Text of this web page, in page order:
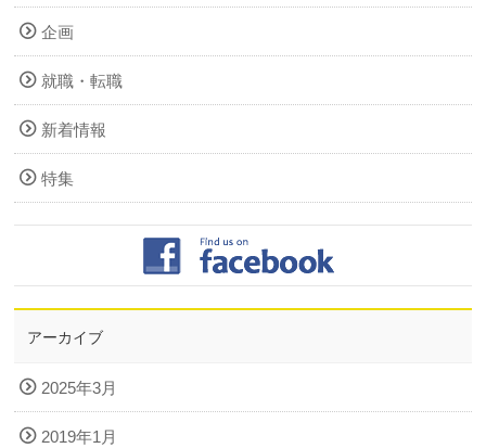
企画
就職・転職
新着情報
特集
アーカイブ
2025年3月
2019年1月